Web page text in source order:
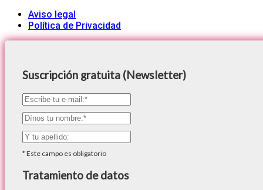
Aviso legal
Política de Privacidad
Suscripción gratuita (Newsletter)
*Este campo es obligatorio
Tratamiento de datos